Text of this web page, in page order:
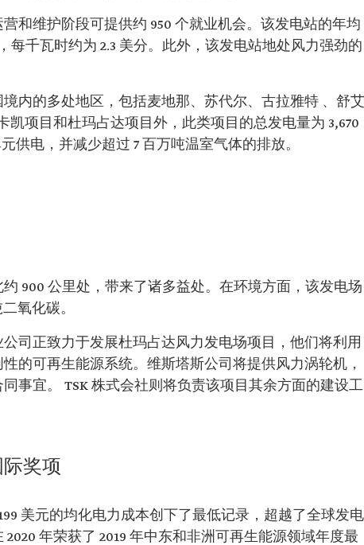
和维护阶段可提供约 950 个就业机会。该发电站的年均
每千瓦时约为 2.3 美分。此外，该发电站地处风力强劲的
内的多处地区，包括麦地那、苏代尔、古拉雅特 、舒艾
凯项目和杜玛占达项目外，此类项目的总发电量为 3,670
供电，并减少超过 7 百万吨温室气体的排放。
900 公里处，带来了诸多益处。在环境方面，该发电场
氧化碳。
司正致力于发展杜玛占达风力发电场项目，他们将利用
的可再生能源系统。维斯塔斯公司将提供风力涡轮机，
事宜。 TSK 株式会社则将负责该项目其余方面的建设工
奖项
美元的均化电力成本创下了最低记录，超越了全球发电
年荣获了 2019 年中东和非洲可再生能源领域年度最